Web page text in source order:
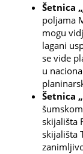
Šetnica
poljama
mogu
lagani
se vide
u
Šetnica
skijališta
skijališta